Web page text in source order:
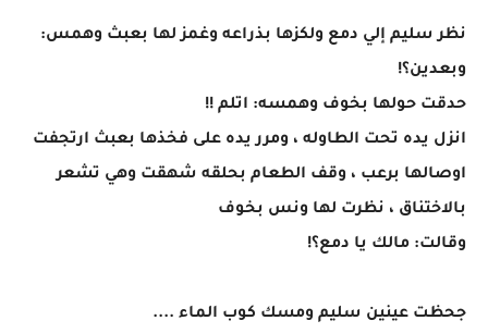
نظر سليم إلي دمع ولكزها بذراعه وغمز لها بعبث وهمس:
وبعدين؟!
حدقت حولها بخوف وهمسه: اتلم !!
انزل يده تحت الطاوله ، ومرر يده على فخذها بعبث ارتجفت
اوصالها برعب ، وقف الطعام بحلقه شهقت وهي تشعر
بالاختناق ، نظرت لها ونس بخوف
وقالت: مالك يا دمع؟!
جحظت عينين سليم ومسك كوب الماء ....